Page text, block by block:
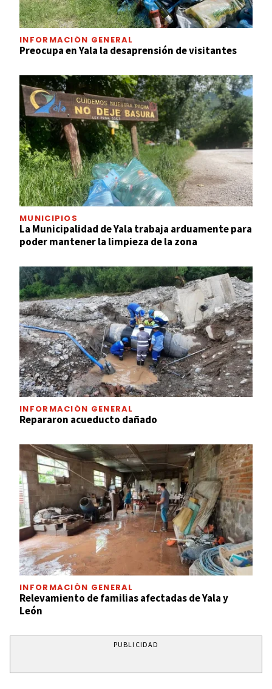
INFORMACIÓN GENERAL
Preocupa en Yala la desaprensión de visitantes
MUNICIPIOS
La Municipalidad de Yala trabaja arduamente para
poder mantener la limpieza de la zona
INFORMACIÓN GENERAL
Repararon acueducto dañado
INFORMACIÓN GENERAL
Relevamiento de familias afectadas de Yala y
León
PUBLICIDAD